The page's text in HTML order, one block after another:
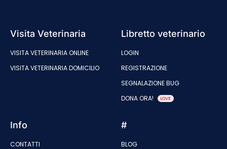
Visita Veterinaria
VISITA VETERINARIA ONLINE
VISITA VETERINARIA DOMICILIO
Libretto veterinario
LOGIN
REGISTRAZIONE
SEGNALAZIONE BUG
DONA ORA!
LOVE
Info
CONTATTI
#
BLOG